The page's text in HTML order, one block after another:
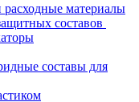
материалы
составов
составы для